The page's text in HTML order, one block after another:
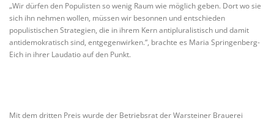
„Wir dürfen den Populisten so wenig Raum wie möglich geben. Dort wo sie
sich ihn nehmen wollen, müssen wir besonnen und entschieden
populistischen Strategien, die in ihrem Kern antipluralistisch und damit
antidemokratisch sind, entgegenwirken.“, brachte es Maria Springenberg-
Eich in ihrer Laudatio auf den Punkt.
Mit dem dritten Preis wurde der Betriebsrat der Warsteiner Brauerei